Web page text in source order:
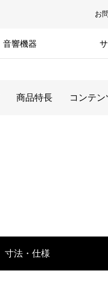
お
音響機器
商品特長 コンテン
寸法・仕様